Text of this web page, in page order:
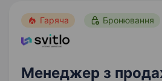
Гаряча Бронювання
Менеджер з